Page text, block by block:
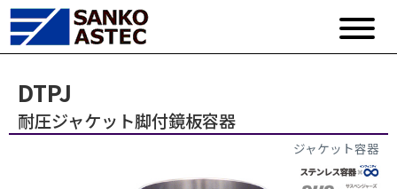
DTPJ
耐圧ジャケット脚付鏡板容器
ジャケット容器